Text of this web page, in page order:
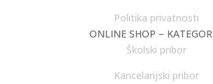
Politika privatnosti
ONLINE SHOP –
Školski pribor
Kancelarijski pribor